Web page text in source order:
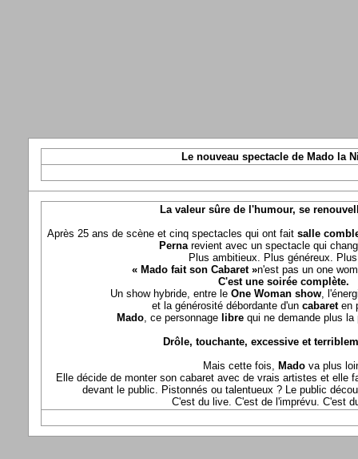
Le nouveau spectacle de Mado la
La valeur sûre de l'humour, se
Après 25 ans de scène et cinq spectacles qui ont fait salle
Pernarevient avec un spectacle qui
Plus ambitieux. Plus généreux.
« Mado fait son Cabaret »n'est pas un one
C'est une soirée complète.
Un show hybride, entre le One Woman show,
et la générosité débordante d'un cabaret en
Mado, ce personnage librequi ne demande plus la
Drôle, touchante, excessive et
Mais cette fois, Mado va plus
Elle décide de monter son cabaret avec de vrais artistes et elle
devant le public. Pistonnés ou talentueux ? Le public
C'est du live. C'est de l'imprévu. C'est